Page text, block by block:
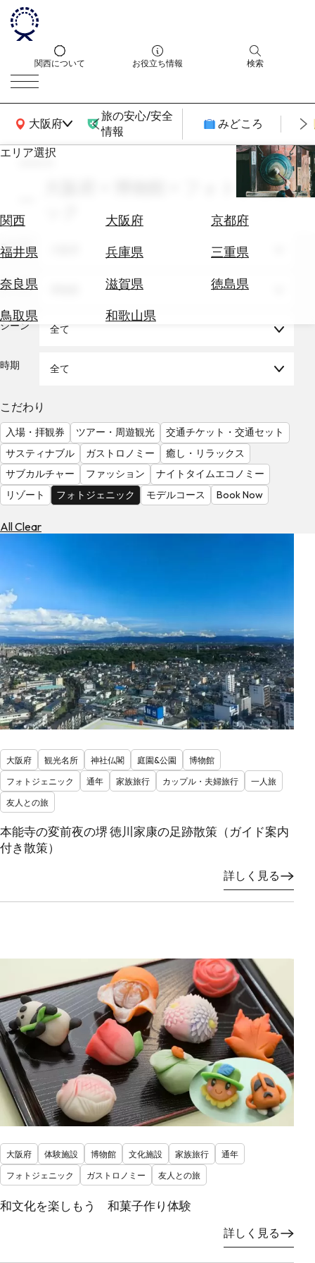
関西について お役立ち情報 検索
大阪府
関西広域MAP
旅の安心/安全
情報
みどころ
エリア選択
関西 大阪府
京都府
福井県
兵庫県
三重県
奈良県
滋賀県
徳島県
鳥取県
和歌山県
エ
券
テ
を
る
気
を
見
る
search
大阪府 × 博物館 × フォトジェニ
エリア
テーマ
シーン 全て
時期 全て
こだわり
入場・拝観券 ツアー・周遊観光
交通チケット・交通セット
サスティナブル
ガストロノミー
癒し・リラックス
サブカルチャー
ファッション
ナイトタイムエコノミー
リゾート
フォトジェニック モデルコース Book Now
All Clear
大阪府 観光名所 神社仏閣 庭園&公園
博物館
フォトジェニック
通年 家族旅行 カップル・夫婦旅行
一人旅
友人との旅
本能寺の変前夜の堺 徳川家康の足跡散策（ガイド案内
付き散策）
詳しく見る
大阪府 体験施設 博物館 文化施設 家族旅行
通年
フォトジェニック
ガストロノミー 友人との旅
和文化を楽しもう 和菓子作り体験
詳しく見る